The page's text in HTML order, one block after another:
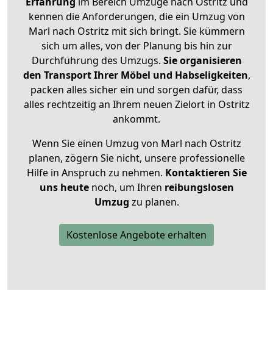
kennen die Anforderungen, die ein Umzug von
Marl nach Ostritz mit sich bringt. Sie kümmern
sich um alles, von der Planung bis hin zur
Durchführung des Umzugs. Sie organisieren
den Transport Ihrer Möbel und Habseligkeiten,
packen alles sicher ein und sorgen dafür, dass
alles rechtzeitig an Ihrem neuen Zielort in Ostritz
ankommt.
Wenn Sie einen Umzug von Marl nach Ostritz
planen, zögern Sie nicht, unsere professionelle
Hilfe in Anspruch zu nehmen. Kontaktieren Sie
uns heutenoch, um Ihren reibungslosen
Umzug zu planen.
Kostenlose Angebote erhalten